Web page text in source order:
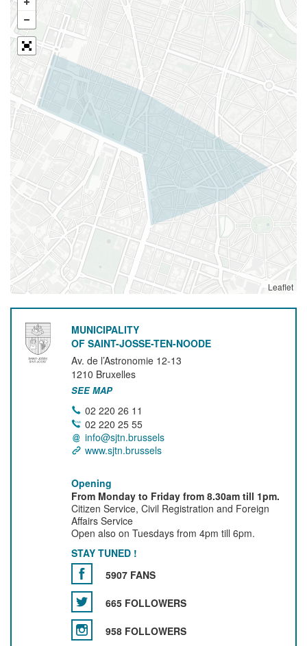
Leaflet
MUNICIPALITY
OF SAINT-JOSSE-TEN-NOODE
Av. de l’Astronomie 12-13
1210 Bruxelles
SEE MAP
02 220 26 11
02 220 25 55
info@sjtn.brussels
www.sjtn.brussels
Opening
From Monday to Friday from 8.30am till 1pm.
Citizen Service, Civil Registration and Foreign
Affairs Service
Open also on Tuesdays from 4pm till 6pm.
STAY TUNED !
5907 FANS
665 FOLLOWERS
958 FOLLOWERS